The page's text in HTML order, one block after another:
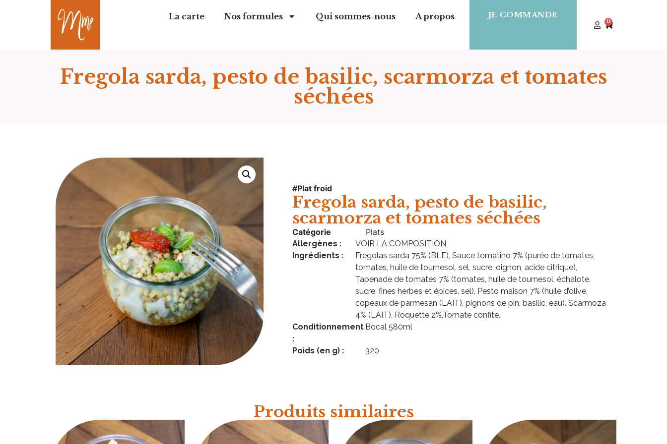
La carte Nos formules Qui sommes-nous A propos JE COMMANDE
0
Fregola sarda, pesto de basilic, scarmorza et tomates
séchées
#Plat froid
Fregola sarda, pesto de basilic,
scarmorza et tomates séchées
Catégorie Plats
Allergènes :
VOIR LA COMPOSITION
Ingrédients :
Fregolas sarda 75% (BLE), Sauce tomatino 7% (purée de tomates,
tomates, huile de tournesol, sel, sucre, oignon, acide citrique),
Tapenade de tomates 7% (tomates, huile de tournesol, échalote,
sucre, fines herbes et épices, sel), Pesto maison 7% (huile d’olive,
copeaux de parmesan (LAIT), pignons de pin, basilic, eau). Scarmoza
4% (LAIT), Roquette 2%,Tomate confite.
Conditionnement
:
Bocal 580ml
Poids (en g) : 320
Produits similaires